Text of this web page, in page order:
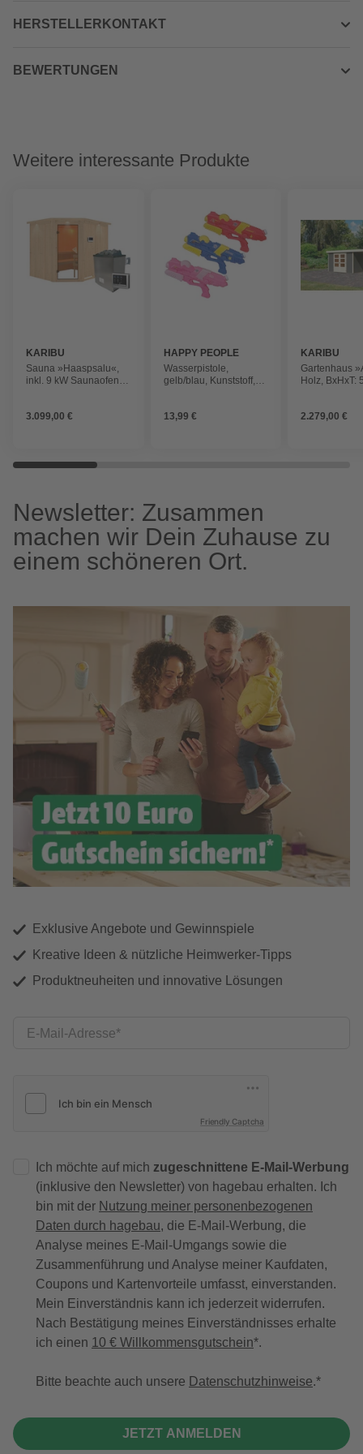
HERSTELLERKONTAKT
BEWERTUNGEN
Weitere interessante Produkte
KARIBU
Sauna »Haaspsalu«,
inkl. 9 kW Saunaofen
3.099,00 €
HAPPY PEOPLE
Wasserpistole,
gelb/blau, Kunststoff,
13,99 €
KARIBU
Gartenhaus
Holz, BxHxT:
2.279,00 €
Newsletter: Zusammen
machen wir Dein Zuhause zu
einem schöneren Ort.
Exklusive Angebote und Gewinnspiele
Kreative Ideen & nützliche Heimwerker-Tipps
Produktneuheiten und innovative Lösungen
E-Mail-Adresse
Friendly Captcha
Ich möchte auf mich zugeschnittene E-Mail-Werbung
(inklusive den Newsletter) von hagebau erhalten. Ich
bin mit der Nutzung meiner personenbezogenen
Daten durch hagebau, die E-Mail-Werbung, die
Analyse meines E-Mail-Umgangs sowie die
Zusammenführung und Analyse meiner Kaufdaten,
Coupons und Kartenvorteile umfasst, einverstanden.
Mein Einverständnis kann ich jederzeit widerrufen.
Nach Bestätigung meines Einverständnisses erhalte
ich einen 10 € Willkommensgutschein*.
Bitte beachte auch unsere Datenschutzhinweise.
JETZT ANMELDEN